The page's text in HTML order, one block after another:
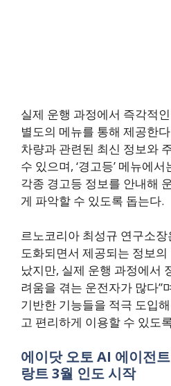
실제 운행 과정에서 즉각적
별도의 메뉴를 통해 제공한다
차량과 관련된 최신 정보와
수 있으며, ‘경고등’ 메뉴에
각종 경고등 정보를 안내해
게 파악할 수 있도록 돕는다.
르노코리아 최성규 연구소
도화되면서 제공되는 정보
났지만, 실제 운행 과정에서
려움을 겪는 운전자가 많다”
기반한 기능들을 적극 도입
고 편리하게 이용할 수 있도
에이닷 오토 AI 에이전
랑트 3월 인도 시작